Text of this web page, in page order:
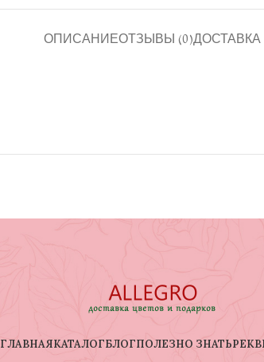
ОПИСАНИЕОТЗЫВЫ (0)ДОСТАВКА
ГЛАВНАЯКАТАЛОГБЛОГПОЛЕЗНО ЗНАТЬ